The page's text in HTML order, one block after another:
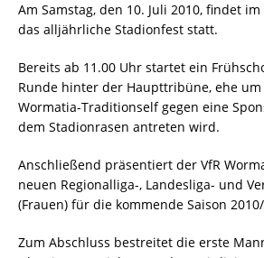
Am Samstag, den 10. Juli 2010, findet
das alljährliche Stadionfest statt.
Bereits ab 11.00 Uhr startet ein
Runde hinter der Haupttribüne, ehe um
Wormatia-Traditionself gegen eine
dem Stadionrasen antreten wird.
Anschließend präsentiert der VfR
neuen Regionalliga-, Landesliga- und
(Frauen) für die kommende Saison
Zum Abschluss bestreitet die erste